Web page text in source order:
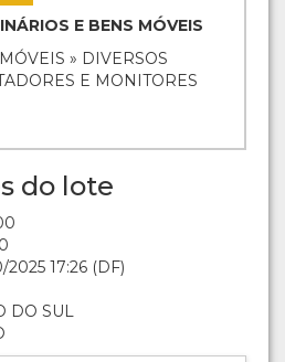
E BENS MÓVEIS
» DIVERSOS
E MONITORES
do lote
2025 17:26 (DF)
DO SUL